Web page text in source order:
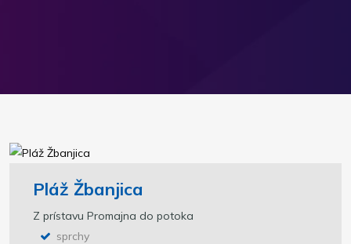
Pláž Žbanjica
Z prístavu Promajna do potoka
sprchy